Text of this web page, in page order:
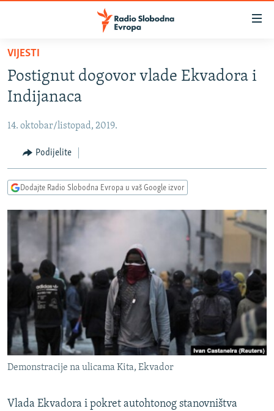
Pređite
glavni
sadržaj
na
navigaciju
Pređite
na
BOSNA I HERCEGOVINA
SRBIJA
KOSOVO
CRNA GORA
VIDEO
FOTOGALERIJE
PODCASTI
RAT U UKRAJINI
RSE PRIČE IZ SVIJETA
ISPRIČAJ MI
DNEVNO@RSE
SPECIJALI RSE
VIŠE OD NASLOVA
GENOCID U SREBRENICI
POPLAVE I KLIZIŠTA U BIH 2024.
PRATITE NAS
VIJESTI
Postignut dogovor vlade Ekvadora i
Indijanaca
14. oktobar/listopad, 2019.
Podijelite
Dodajte Radio Slobodna Evropa u vaš Google izvor
Demonstracije na ulicama Kita, Ekvador
Vlada Ekvadora i pokret autohtonog stanovništva